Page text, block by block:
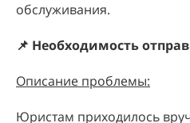
обслуживания.
📌 Необходимость
Описание проблемы:
Юристам приходилось